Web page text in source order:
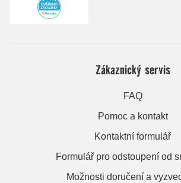
Zákaznický servis
FAQ
Pomoc a kontakt
Kontaktní formulář
Formulář pro odstoupení od
Možnosti doručení a